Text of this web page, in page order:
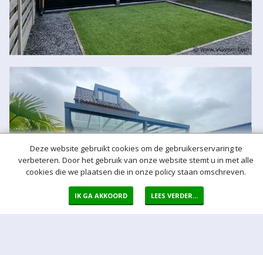
Deze website gebruikt cookies om de gebruikerservaring te
verbeteren. Door het gebruik van onze website stemt u in met alle
cookies die we plaatsen die in onze policy staan omschreven.
IK GA AKKOORD LEES VERDER...